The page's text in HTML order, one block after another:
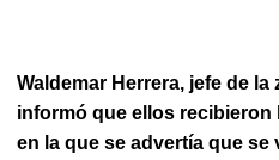
Waldemar Herrera, jefe de
informó que ellos recibieron
en la que se advertía que se